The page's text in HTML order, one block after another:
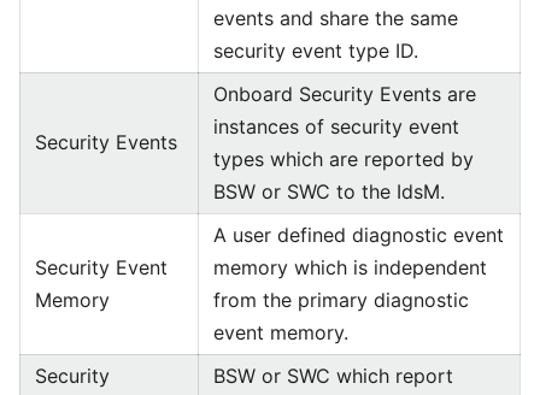
events and share the same
security event type ID.
Security Events
Onboard Security Events are
instances of security event
types which are reported by
BSW or SWC to the IdsM.
Security Event
Memory
A user defined diagnostic event
memory which is independent
from the primary diagnostic
event memory.
Security
BSW or SWC which report